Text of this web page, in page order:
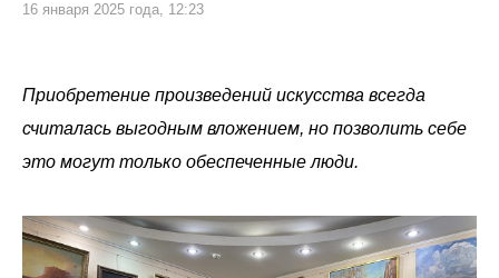
16 января 2025 года, 12:23
Приобретение произведений искусства всегда
считалась выгодным вложением, но позволить себе
это могут только обеспеченные люди.